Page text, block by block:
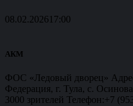
08.02.2026 17:00
АКМ
ФОС «Ледовый дворец»
Федерация, г. Тула, с.
3000 зрителей Телефон:+7